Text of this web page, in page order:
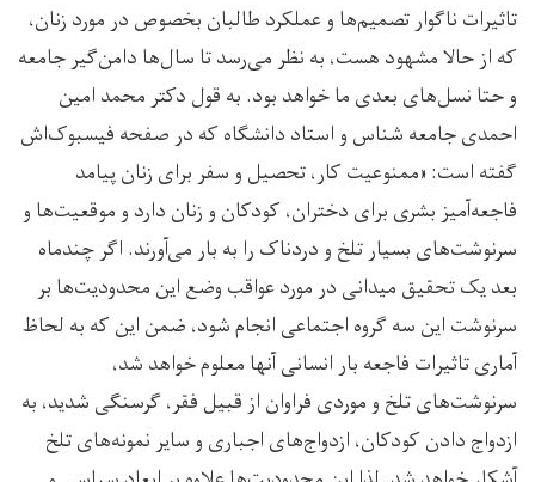
تاثیرات ناگوار تصمیم‌ها و عملکرد طالبان بخصوص در مورد زنان،
که از حالا مشهود هست، به نظر می‌رسد تا سال‌ها دامن‌گیر جامعه
و حتا نسل‌های بعدی ما خواهد بود. به قول دکتر محمد امین
احمدی جامعه شناس و استاد دانشگاه که در صفحه فیسبوک‌اش
گفته است: «ممنوعیت کار، تحصیل و سفر برای زنان پیامد
فاجعه‌آمیز بشری برای دختران، کودکان و زنان دارد و موقعیت‌ها و
سرنوشت‌های بسیار تلخ و دردناک را به بار می‌آورند. اگر چندماه
بعد یک تحقیق میدانی در مورد عواقب وضع این محدودیت‌ها بر
سرنوشت این سه گروه اجتماعی انجام شود، ضمن این که به لحاظ
آماری تاثیرات فاجعه بار انسانی آنها معلوم خواهد شد،
سرنوشت‌های تلخ و موردی فراوان از قبیل فقر، گرسنگی شدید، به
ازدواج دادن کودکان، ازدواج‌های اجباری و سایر نمونه‌های تلخ